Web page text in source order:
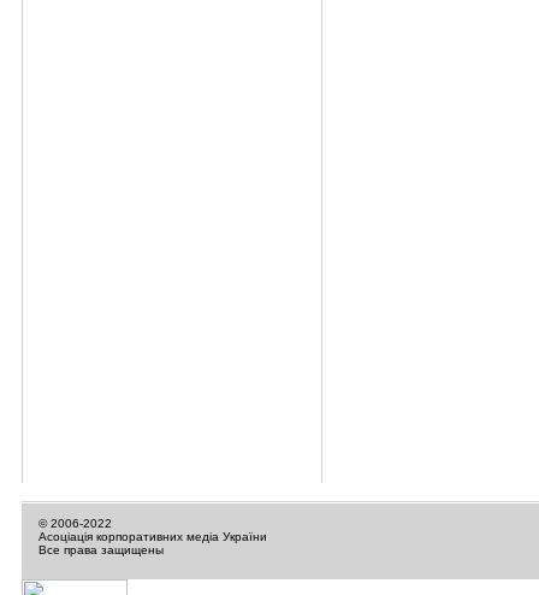
© 2006-2022
Асоціація корпоративних медіа України
Все права защищены